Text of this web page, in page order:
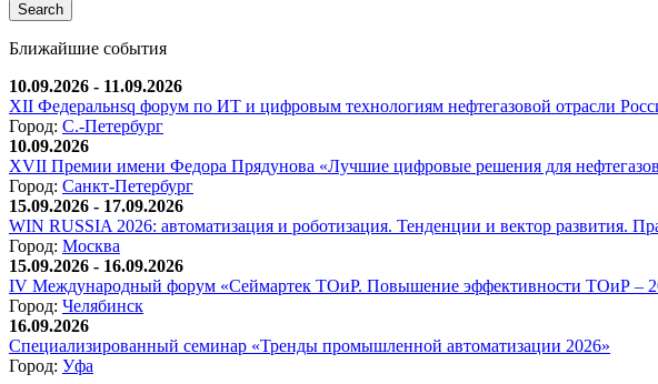
Ближайшие события
10.09.2026 - 11.09.2026
XII Федеральнsq форум по ИТ и цифровым технологиям нефтегазовой отрасли
Город: С.-Петербург
10.09.2026
XVII Премии имени Федора Прядунова «Лучшие цифровые решения для
Город: Санкт-Петербург
15.09.2026 - 17.09.2026
WIN RUSSIA 2026: автоматизация и роботизация. Тенденции и вектор развития.
Город: Москва
15.09.2026 - 16.09.2026
IV Международный форум «Сеймартек ТОиР. Повышение эффективности ТОиР –
Город: Челябинск
16.09.2026
Специализированный семинар «Тренды промышленной автоматизации 2026»
Город: Уфа